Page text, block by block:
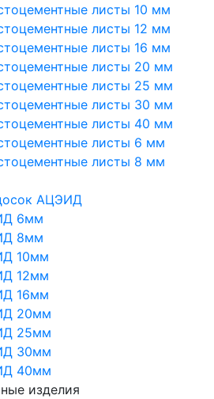
листы 10 мм
листы 12 мм
листы 16 мм
листы 20 мм
листы 25 мм
листы 30 мм
листы 40 мм
листы 6 мм
листы 8 мм
АЦЭИД
6мм
8мм
10мм
12мм
16мм
20мм
25мм
30мм
40мм
изделия